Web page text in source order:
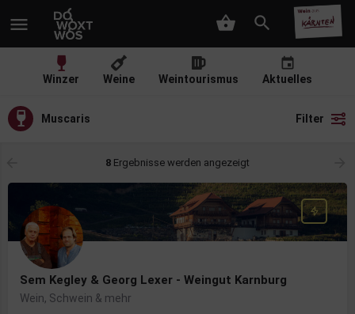
Winzer Weine Weintourismus Aktuelles
Muscaris Filter
8 Ergebnisse werden angezeigt
Sem Kegley & Georg Lexer - Weingut Karnburg
Wein, Schwein & mehr